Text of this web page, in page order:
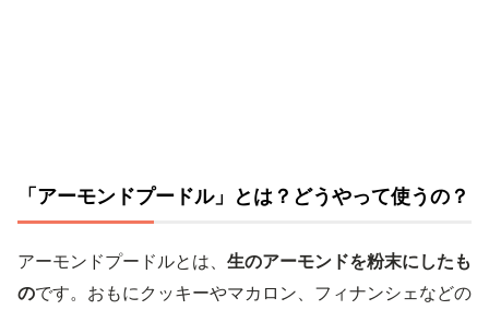
「アーモンドプードル」とは？どうやって使うの？
アーモンドプードルとは、 生のアーモンドを粉末にしたも
のです。おもにクッキーやマカロン、フィナンシェなどの